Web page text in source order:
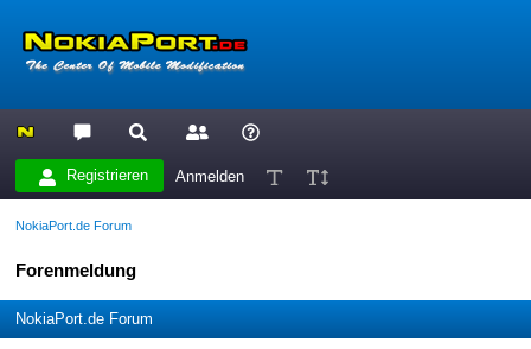
Registrieren Anmelden
NokiaPort.de Forum
Forenmeldung
NokiaPort.de Forum